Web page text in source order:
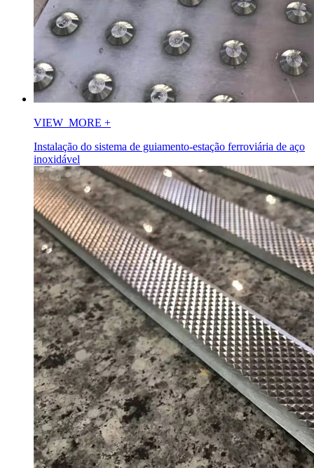
VIEW_MORE +
Instalação do sistema de guiamento-estação ferroviária de aço
inoxidável